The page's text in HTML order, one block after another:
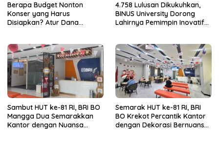
Berapa Budget Nonton
Konser yang Harus
Disiapkan? Atur Dana
4.758 Lulusan Dikukuhkan,
BINUS University Dorong
Lahirnya Pemimpin Inovatif
Sambut HUT ke-81 RI, BRI BO
Mangga Dua Semarakkan
Kantor dengan Nuansa
Semarak HUT ke-81 RI, BRI
BO Krekot Percantik Kantor
dengan Dekorasi Bernuansa